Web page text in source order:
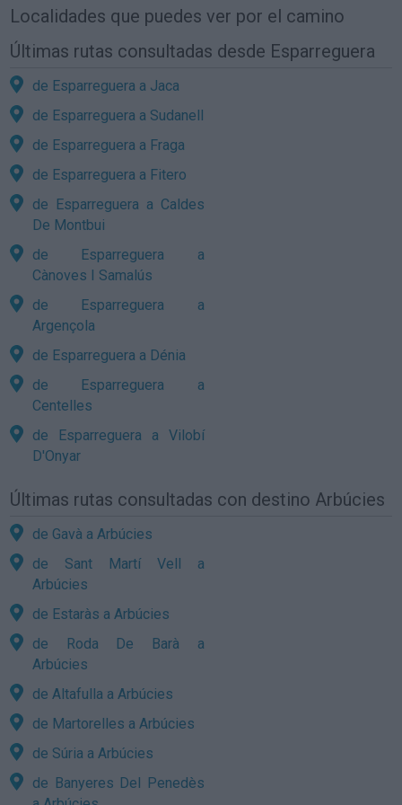
Localidades que puedes ver por el camino
Últimas rutas consultadas desde Esparreguera
de Esparreguera a Jaca
de Esparreguera a Sudanell
de Esparreguera a Fraga
de Esparreguera a Fitero
de Esparreguera a Caldes
De Montbui
de Esparreguera a
Cànoves I Samalús
de Esparreguera a
Argençola
de Esparreguera a Dénia
de Esparreguera a
Centelles
de Esparreguera a Vilobí
D'Onyar
Últimas rutas consultadas con destino Arbúcies
de Gavà a Arbúcies
de Sant Martí Vell a
Arbúcies
de Estaràs a Arbúcies
de Roda De Barà a
Arbúcies
de Altafulla a Arbúcies
de Martorelles a Arbúcies
de Súria a Arbúcies
de Banyeres Del Penedès